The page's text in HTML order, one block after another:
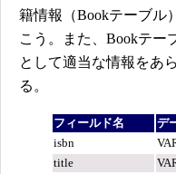
籍情報（Bookテーブル
こう。また、Bookテー
として適当な情報をあ
る。
フィールド名 デ
isbn
title